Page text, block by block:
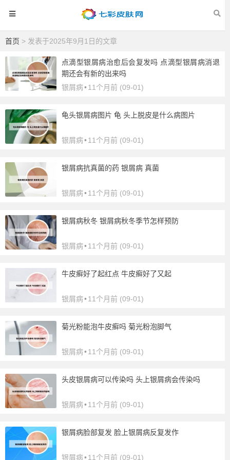
首页 > 发表于2025年9月1日的文章
点滴型银屑病治愈后会复发吗 点滴型银屑病消退
期还会有新的出来吗
银屑病•11个月前 (09-01)
龟头银屑病图片 龟 头上脱皮是什么病图片
银屑病•11个月前 (09-01)
银屑病抗真菌的药 银屑病 真菌
银屑病•11个月前 (09-01)
银屑病秋冬 银屑病秋冬季节怎样预防
银屑病•11个月前 (09-01)
牛皮癣好了起红点 牛皮癣好了又起
银屑病•11个月前 (09-01)
菊光粉能泡牛皮癣吗 菊光粉泡脚气
银屑病•11个月前 (09-01)
头皮银屑病可以传染吗 头上银屑病会传染吗
银屑病•11个月前 (09-01)
银屑病脸部复发 脸上银屑病反复发作
银屑病•11个月前 (09-01)